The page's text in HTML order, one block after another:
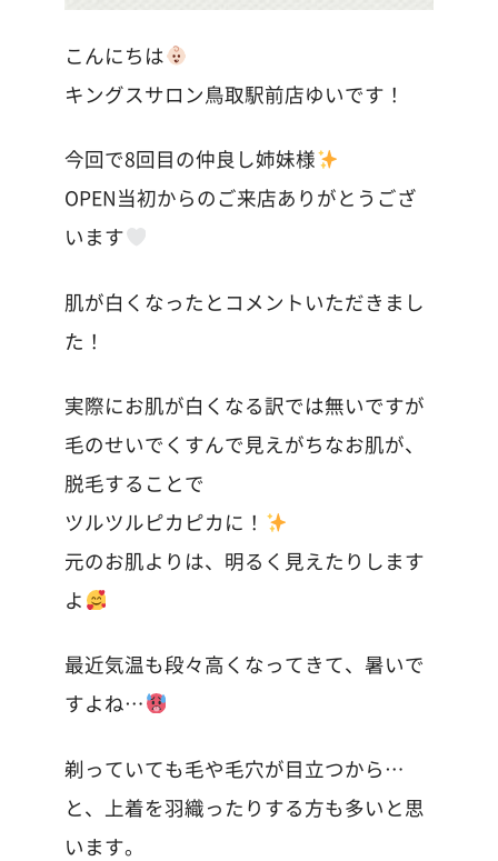
こんにちは
キングスサロン鳥取駅前店ゆいです！
今回で8回目の仲良し姉妹様
OPEN当初からのご来店ありがとうござ
います
肌が白くなったとコメントいただきまし
た！
実際にお肌が白くなる訳では無いですが
毛のせいでくすんで見えがちなお肌が、
脱毛することで
ツルツルピカピカに！
元のお肌よりは、明るく見えたりします
よ
最近気温も段々高くなってきて、暑いで
すよね…
剃っていても毛や毛穴が目立つから…
と、上着を羽織ったりする方も多いと思
います。